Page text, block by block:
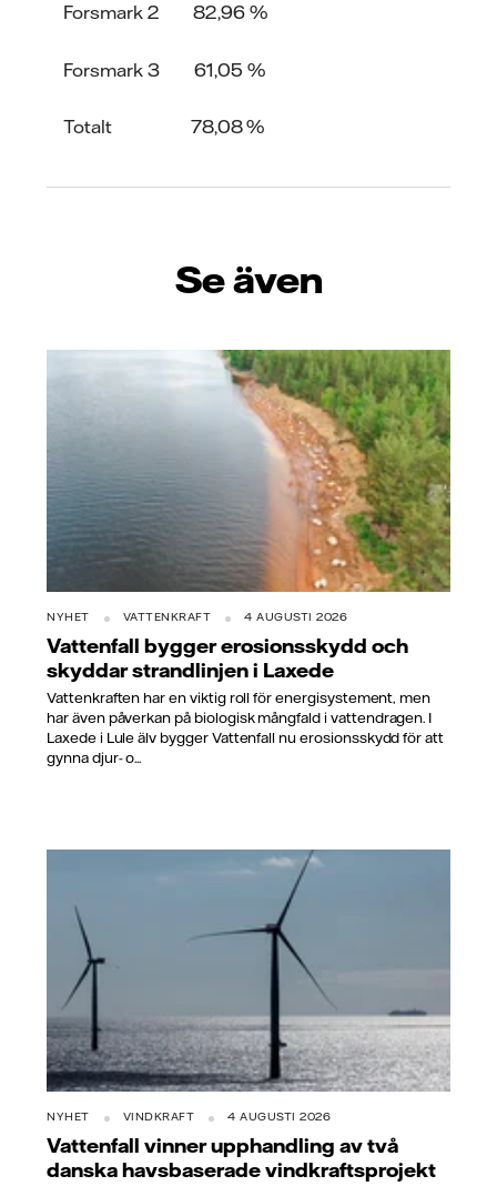
Forsmark 2 82,96 %
Forsmark 3 61,05 %
Totalt 78,08 %
Se även
NYHET VATTENKRAFT 4 AUGUSTI 2026
Vattenfall bygger erosionsskydd och
skyddar strandlinjen i Laxede
Vattenkraften har en viktig roll för energisystement, men
har även påverkan på biologisk mångfald i vattendragen. I
Laxede i Lule älv bygger Vattenfall nu erosionsskydd för att
gynna djur- o...
NYHET VINDKRAFT 4 AUGUSTI 2026
Vattenfall vinner upphandling av två
danska havsbaserade vindkraftsprojekt